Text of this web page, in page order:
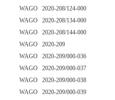
WAGO 2020-208/124-000
WAGO 2020-208/134-000
WAGO 2020-208/144-000
WAGO 2020-209
WAGO 2020-209/000-036
WAGO 2020-209/000-037
WAGO 2020-209/000-038
WAGO 2020-209/000-039